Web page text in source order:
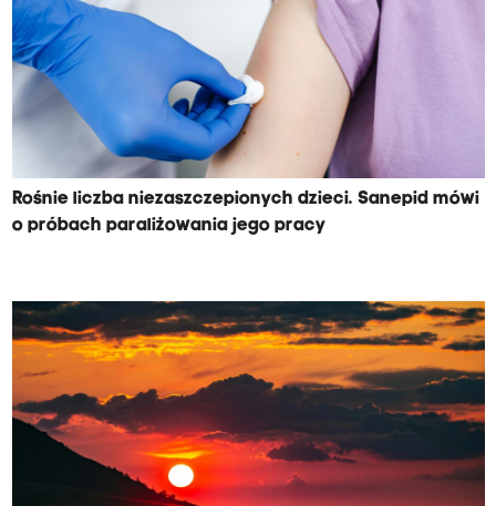
Rośnie liczba niezaszczepionych dzieci. Sanepid mówi
o próbach paraliżowania jego pracy